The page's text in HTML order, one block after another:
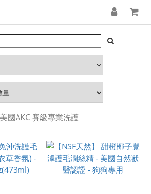
美國AKC 賽級專業洗護